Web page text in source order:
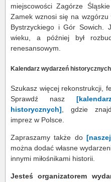
miejscowości Zagórze
Zamek wznosi się na
Bystrzyckiego i Gór Sowich.
wieku, a później był
renesansowym.
Kalendarz wydarzeń
Szukasz więcej rekonstrukcji,
Sprawdź nasz
historycznych], gdzie
imprez w Polsce.
Zapraszamy także do
można dodać własne
innymi miłośnikami historii.
Jesteś organizatorem